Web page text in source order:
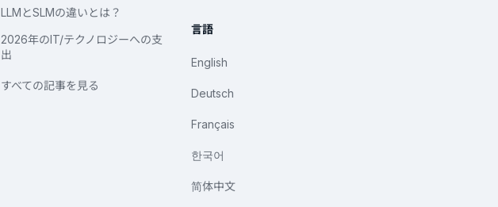
LLMとSLMの違いとは？
2026年のIT/テクノロジーへの支
出
すべての記事を見る
言語
English
Deutsch
Français
한국어
简体中文